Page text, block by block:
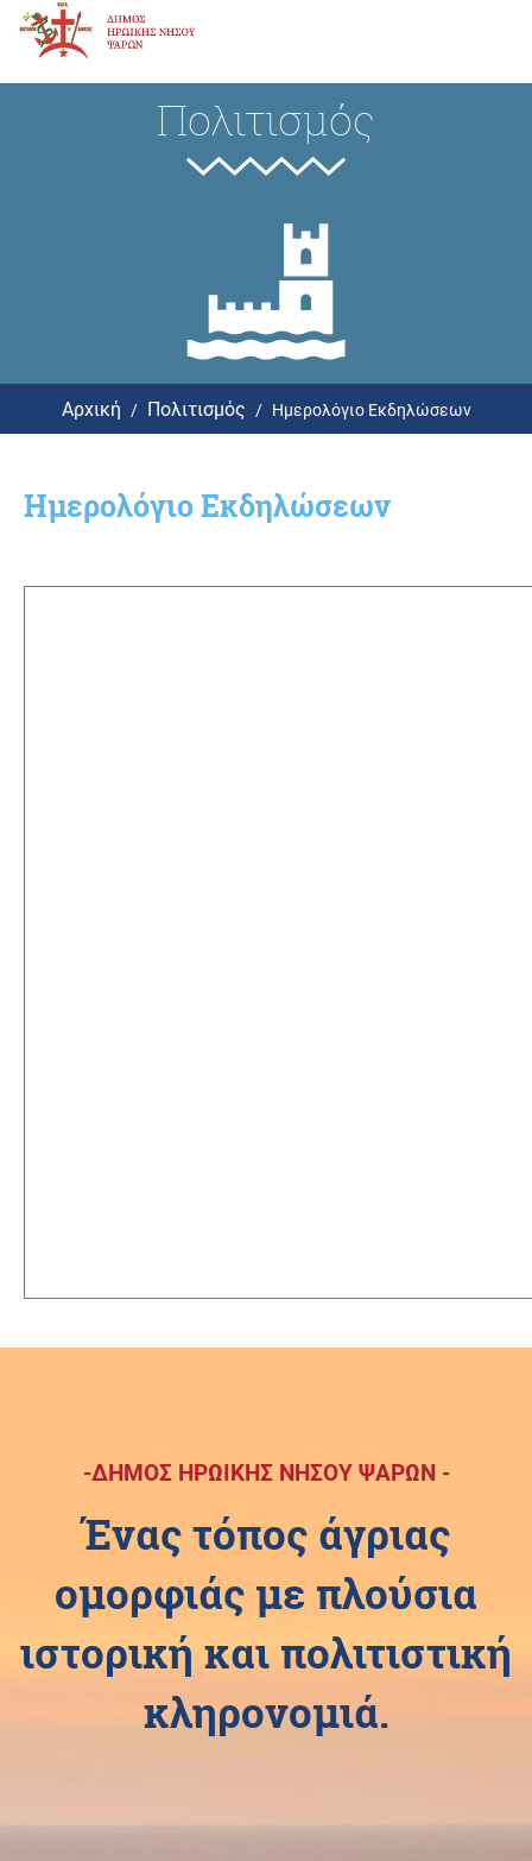
Πολιτισμός
Αρχική Πολιτισμός Ημερολόγιο Εκδηλώσεων
Ημερολόγιο Εκδηλώσεων
-ΔΗΜΟΣ ΗΡΩΙΚΗΣ ΝΗΣΟΥ ΨΑΡΩΝ -
Ένας τόπος άγριας
ομορφιάς με πλούσια
ιστορική και πολιτιστική
κληρονομιά.